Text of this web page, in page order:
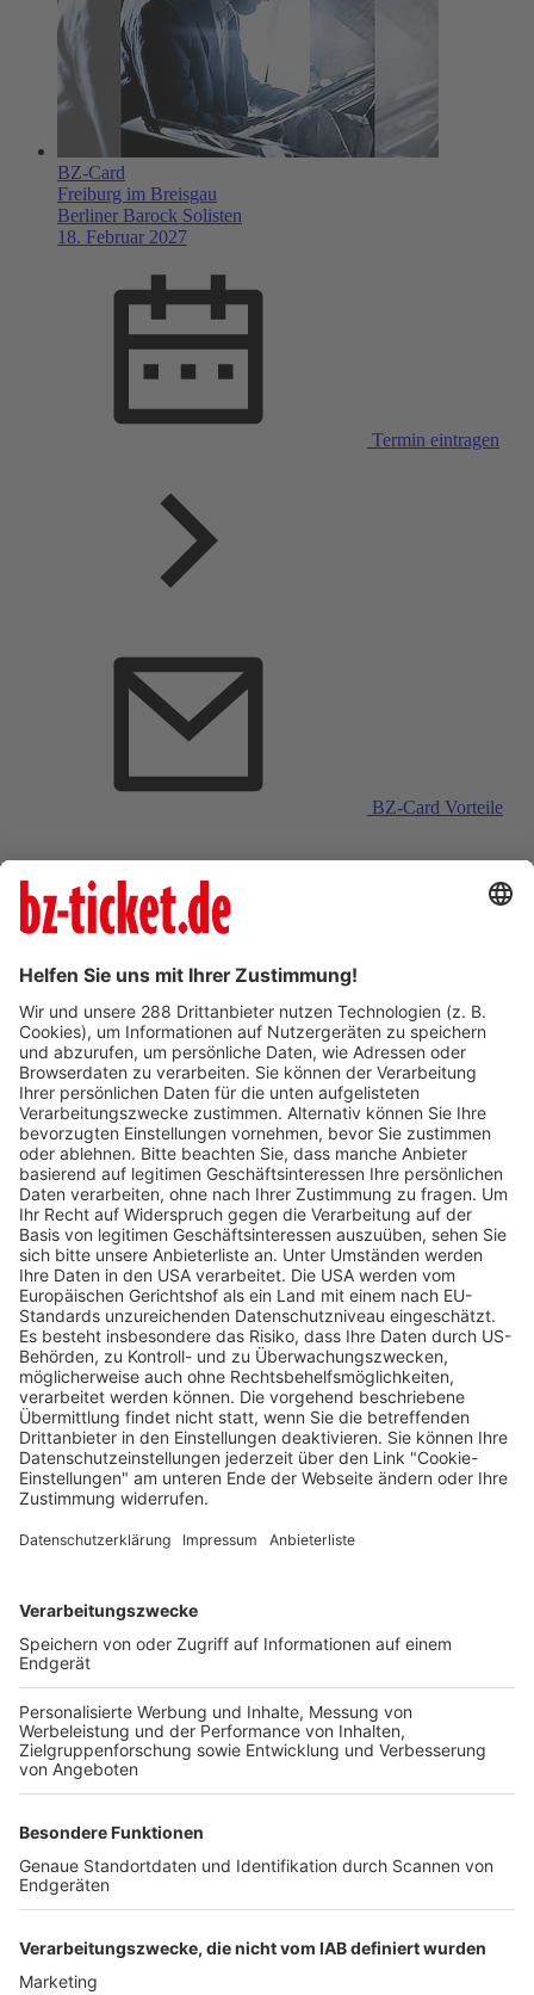
BZ-Card
Freiburg im Breisgau
Berliner Barock Solisten
18. Februar 2027
Termin eintragen
BZ-Card Vorteile
Verkaufsstellen vor
Ort
BZ-Card schnapp.de Kontakt
Mediadaten Datenschutz Cookie-Einstellungen Impressum
+49 761 496 8888
Tickethotline Mo–Fr: 9–12 Uhr
System